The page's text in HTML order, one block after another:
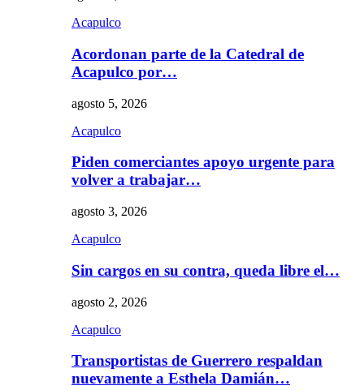
Acapulco
Acordonan parte de la Catedral de
Acapulco por…
agosto 5, 2026
Acapulco
Piden comerciantes apoyo urgente para
volver a trabajar…
agosto 3, 2026
Acapulco
Sin cargos en su contra, queda libre el…
agosto 2, 2026
Acapulco
Transportistas de Guerrero respaldan
nuevamente a Esthela Damián…